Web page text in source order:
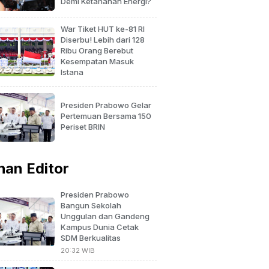
War Tiket HUT ke-81 RI
Diserbu! Lebih dari 128
Ribu Orang Berebut
Kesempatan Masuk
Istana
Presiden Prabowo Gelar
Pertemuan Bersama 150
Periset BRIN
Editor
Presiden Prabowo
Bangun Sekolah
Unggulan dan Gandeng
Kampus Dunia Cetak
SDM Berkualitas
20:32 WIB